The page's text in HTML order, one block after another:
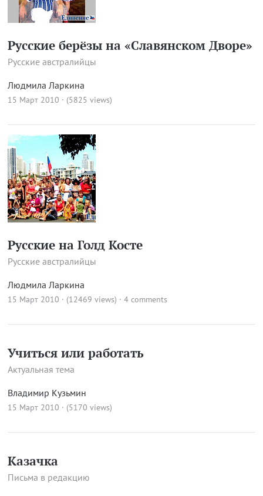
Русские берёзы на «Славянском Дворе»
Русские австралийцы
Людмила Ларкина
15 Март 2010 · (5825 views)
Русские на Голд Косте
Русские австралийцы
Людмила Ларкина
15 Март 2010 · (12469 views) · 4 comments
Учиться или работать
Актуальная тема
Владимир Кузьмин
15 Март 2010 · (5170 views)
Казачка
Письма в редакцию